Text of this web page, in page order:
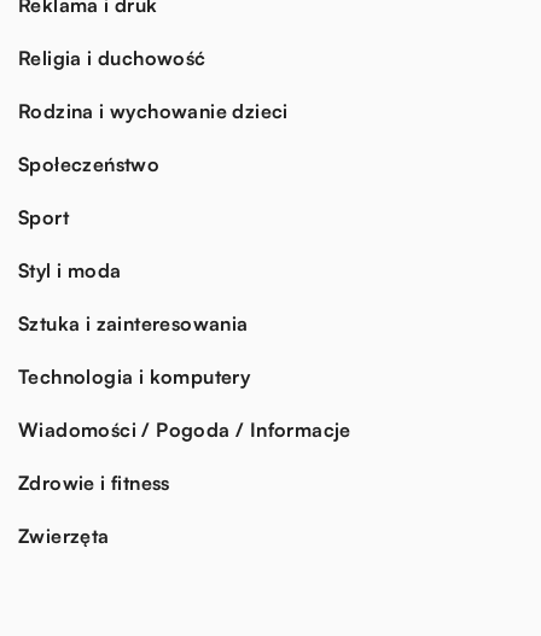
Religia i duchowość
Rodzina i wychowanie dzieci
Społeczeństwo
Sport
Styl i moda
Sztuka i zainteresowania
Technologia i komputery
Wiadomości / Pogoda / Informacje
Zdrowie i fitness
Zwierzęta